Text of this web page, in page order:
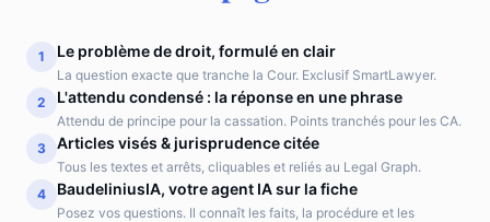
1 Le problème de droit, formulé en clair
La question exacte que tranche la Cour. Exclusif SmartLawyer.
2
L'attendu condensé : la réponse en une phrase
Attendu de principe pour la cassation. Points tranchés pour les CA.
3
Articles visés & jurisprudence citée
Tous les textes et arrêts, cliquables et reliés au Legal Graph.
4
BaudeliniusIA, votre agent IA sur la fiche
Posez vos questions. Il connaît les faits, la procédure et les